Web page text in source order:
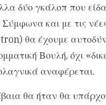
δύο γκάλοπ που
Σύμφωνα και με τις
θα έχουμε
Βουλή, όχι
αναφέρεται.
θα ήταν θα